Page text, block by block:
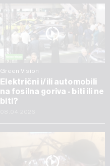
Green Vision
Električni i/ili automobili
na fosilna goriva - biti ili ne
biti?